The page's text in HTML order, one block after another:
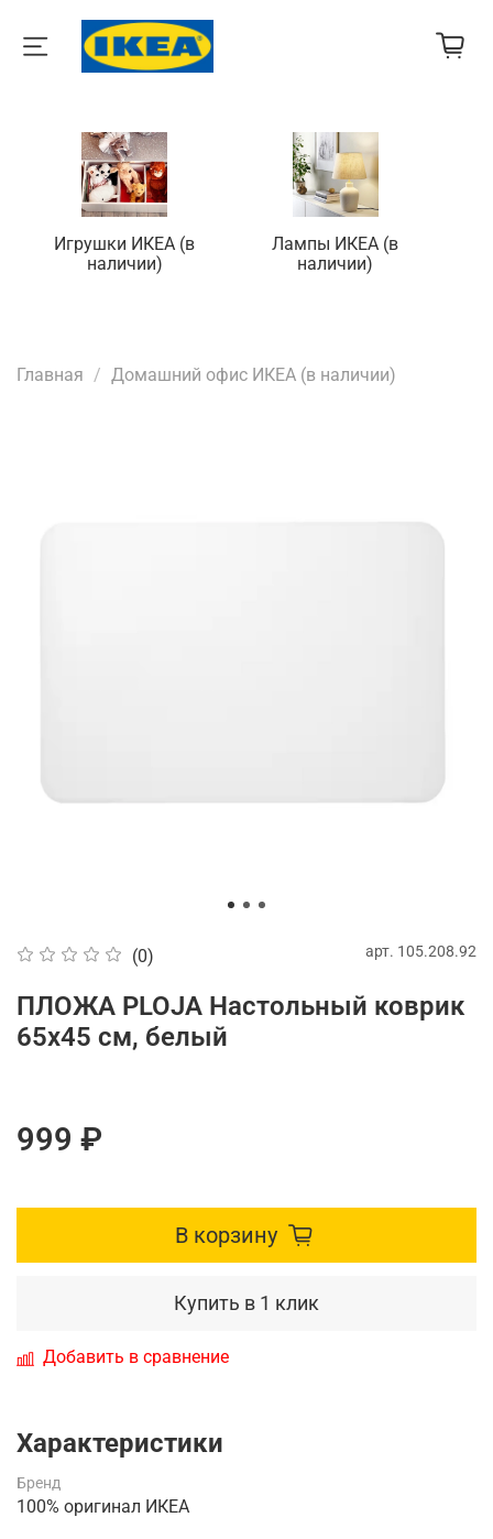
Игрушки ИКЕА (в
наличии)
Лампы ИКЕА (в
наличии)
Главная Домашний офис ИКЕА (в наличии)
(0) арт. 105.208.92
ПЛОЖА PLOJA Настольный коврик
65x45 см, белый
999 ₽
В корзину
Купить в 1 клик
Добавить в сравнение
Характеристики
Бренд
100% оригинал ИКЕА